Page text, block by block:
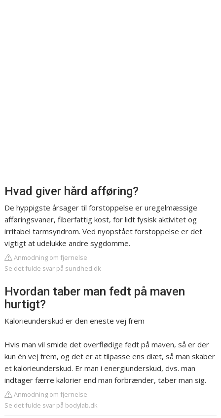
Hvad giver hård afføring?
De hyppigste årsager til forstoppelse er uregelmæssige
afføringsvaner, fiberfattig kost, for lidt fysisk aktivitet og
irritabel tarmsyndrom. Ved nyopstået forstoppelse er det
vigtigt at udelukke andre sygdomme.
Anmodning om fjernelse
Se det fulde svar på sundhed.dk
Hvordan taber man fedt på maven
hurtigt?
Kalorieunderskud er den eneste vej frem
Hvis man vil smide det overflødige fedt på maven, så er der
kun én vej frem, og det er at tilpasse ens diæt, så man skaber
et kalorieunderskud. Er man i energiunderskud, dvs. man
indtager færre kalorier end man forbrænder, taber man sig.
Anmodning om fjernelse
Se det fulde svar på bodylab.dk